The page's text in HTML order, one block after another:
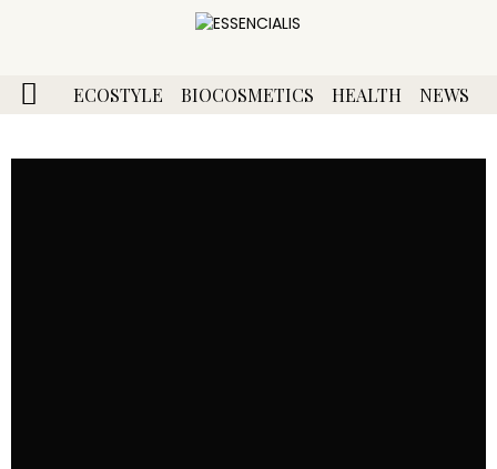
ECOSTYLE BIOCOSMETICS HEALTH NEWS